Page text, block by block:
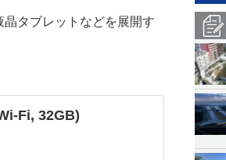
タブレットなどを展開す
Fi, 32GB)